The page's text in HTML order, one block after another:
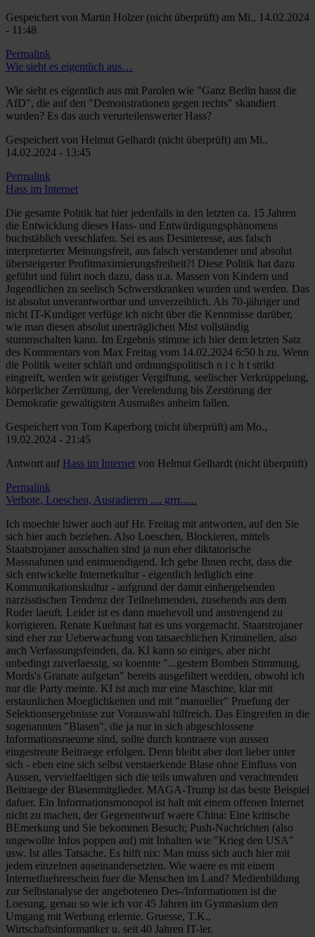
Gespeichert von Martin Holzer (nicht überprüft) am Mi., 14.02.2024
- 11:48
Permalink
Wie sieht es eigentlich aus…
Wie sieht es eigentlich aus mit Parolen wie "Ganz Berlin hasst die
AfD", die auf den "Demonstrationen gegen rechts" skandiert
wurden? Es das auch verurteilenswerter Hass?
Gespeichert von Helmut Gelhardt (nicht überprüft) am Mi.,
14.02.2024 - 13:45
Permalink
Hass im Internet
Die gesamte Politik hat hier jedenfalls in den letzten ca. 15 Jahren
die Entwicklung dieses Hass- und Entwürdigungsphänomens
buchstäblich verschlafen. Sei es aus Desinteresse, aus falsch
interpretierter Meinungsfreit, aus falsch verstandener und absolut
übersteigerter Profitmaximierungsfreiheit?! Diese Politik hat dazu
geführt und führt noch dazu, dass u.a. Massen von Kindern und
Jugendlichen zu seelisch Schwerstkranken wurden und werden. Das
ist absolut unverantwortbar und unverzeihlich. Als 70-jähriger und
nicht IT-Kundiger verfüge ich nicht über die Kenntnisse darüber,
wie man diesen absolut unerträglichen Mist vollständig
stummschalten kann. Im Ergebnis stimme ich hier dem letzten Satz
des Kommentars von Max Freitag vom 14.02.2024 6:50 h zu. Wenn
die Politik weiter schläft und ordnungspolitisch n i c h t strikt
eingreift, werden wir geistiger Vergiftung, seelischer Verkrüppelung,
körperlicher Zerrüttung, der Verelendung bis Zerstörung der
Demokratie gewaltigsten Ausmaßes anheim fallen.
Gespeichert von Tom Kaperborg (nicht überprüft) am Mo.,
19.02.2024 - 21:45
Antwort auf Hass im Internet von Helmut Gelhardt (nicht überprüft)
Permalink
Verbote, Loeschen, Ausradieren .... grrr......
Ich moechte hiwer auch auf Hr. Freitag mit antworten, auf den Sie
sich hier auch beziehen. Also Loeschen, Blockieren, mittels
Staatstrojaner ausschalten sind ja nun eher diktatorische
Massnahmen und entmuendigend. Ich gebe Ihnen recht, dass die
sich entwickelte Internetkultur - eigentlich lediglich eine
Kommunikationskultur - aufgrund der damit einhergehenden
narzisstischen Tendenz der Teilnehmenden, zusehends aus dem
Ruder laeuft. Leider ist es dann muehevoll und anstrengend zu
korrigieren. Renate Kuehnast hat es uns vorgemacht. Staatstrojaner
sind eher zur Ueberwachung von tatsaechlichen Kriminellen, also
auch Verfassungsfeinden, da. KI kann so einiges, aber nicht
unbedingt zuverlaessig, so koennte "...gestern Bomben Stimmung,
Mords's Granate aufgetan" bereits ausgefiltert werdden, obwohl ich
nur die Party meinte. KI ist auch nur eine Maschine, klar mit
erstaunlichen Moeglichkeiten und mit "manueller" Pruefung der
Selektionsergebnisse zur Vorauswahl hilfreich. Das Eingreifen in die
sogenannten "Blasen", die ja nur in sich abgeschlossene
Informationsraeume sind, sollte durch kontraere von aussen
eingestreute Beitraege erfolgen. Denn bleibt aber dort lieber unter
sich - eben eine sich selbst verstaerkende Blase ohne Einfluss von
Aussen, vervielfaeltigen sich die teils unwahren und verachtenden
Beitraege der Blasenmitglieder. MAGA-Trump ist das beste Beispiel
dafuer. Ein Informationsmonopol ist halt mit einem offenen Internet
nicht zu machen, der Gegenentwurf waere China: Eine kritische
BEmerkung und Sie bekommen Besuch; Push-Nachrichten (also
ungewollte Infos poppen auf) mit Inhalten wie "Krieg den USA"
usw. Ist alles Tatsache. Es hilft nix: Man muss sich auch hier mit
jedem einzelnen auseinandersetzten. Wie waere es mit einem
Internetfuehrerschein fuer die Menschen im Land? Medienbildung
zur Selbstanalyse der angebotenen Des-/Informationen ist die
Loesung, genau so wie ich vor 45 Jahren im Gymnasium den
Umgang mit Werbung erlernte. Gruesse, T.K.,
Wirtschaftsinformatiker u. seit 40 Jahren IT-ler.